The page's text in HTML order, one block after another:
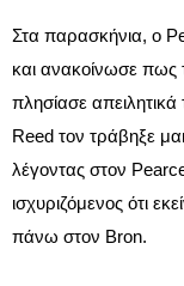
Στα παρασκήνια, ο
και ανακοίνωσε πως
πλησίασε
Reed τον τράβηξε
λέγοντας στον
ισχυριζόμενος ότι
πάνω στον Bron.